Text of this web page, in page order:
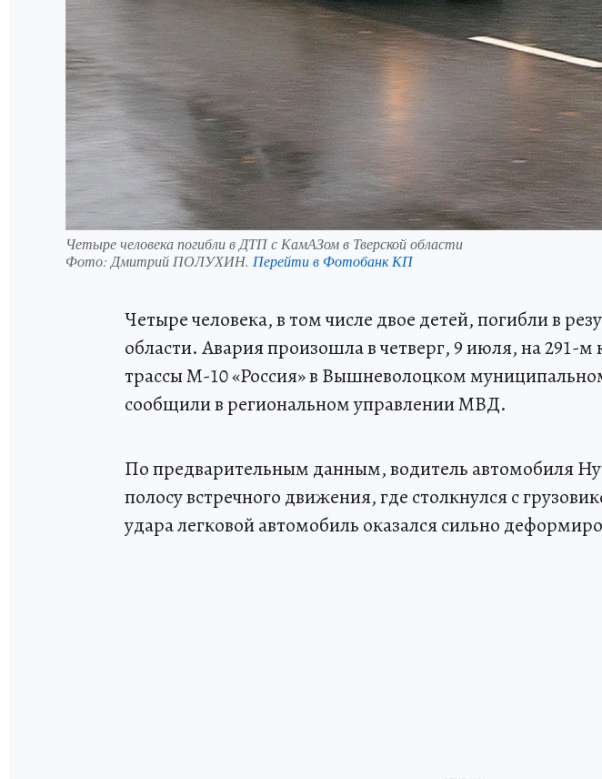
Четыре человека погибли в ДТП с КамАЗом в Тверской области
Фото: Дмитрий ПОЛУХИН. Перейти в Фотобанк КП
Четыре человека, в том числе двое детей, погибли в
области. Авария произошла в четверг, 9 июля, на 291-
трассы М-10 «Россия» в Вышневолоцком
сообщили в региональном управлении МВД.
По предварительным данным, водитель автомобиля
полосу встречного движения, где столкнулся с
удара легковой автомобиль оказался сильно